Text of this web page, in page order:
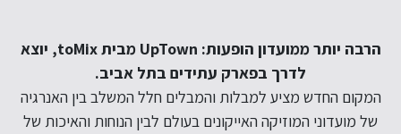
הרבה יותר ממועדון הופעות: UpTown מבית toMix, יוצא
לדרך בפארק עתידים בתל אביב.
המקום החדש מציע למבלות והמבלים חלל המשלב בין האנרגיה
של מועדוני המוזיקה האייקונים בעולם לבין הנוחות והאיכות של